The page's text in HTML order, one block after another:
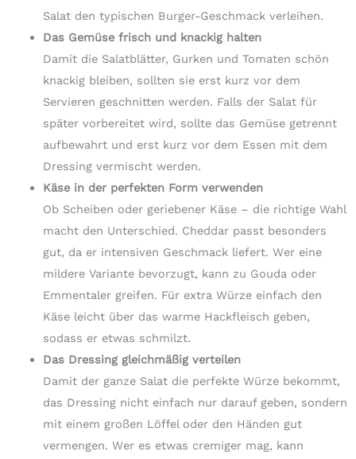
Salat den typischen Burger-Geschmack verleihen.
Das Gemüse frisch und knackig halten
Damit die Salatblätter, Gurken und Tomaten schön
knackig bleiben, sollten sie erst kurz vor dem
Servieren geschnitten werden. Falls der Salat für
später vorbereitet wird, sollte das Gemüse getrennt
aufbewahrt und erst kurz vor dem Essen mit dem
Dressing vermischt werden.
Käse in der perfekten Form verwenden
Ob Scheiben oder geriebener Käse – die richtige Wahl
macht den Unterschied. Cheddar passt besonders
gut, da er intensiven Geschmack liefert. Wer eine
mildere Variante bevorzugt, kann zu Gouda oder
Emmentaler greifen. Für extra Würze einfach den
Käse leicht über das warme Hackfleisch geben,
sodass er etwas schmilzt.
Das Dressing gleichmäßig verteilen
Damit der ganze Salat die perfekte Würze bekommt,
das Dressing nicht einfach nur darauf geben, sondern
mit einem großen Löffel oder den Händen gut
vermengen. Wer es etwas cremiger mag, kann